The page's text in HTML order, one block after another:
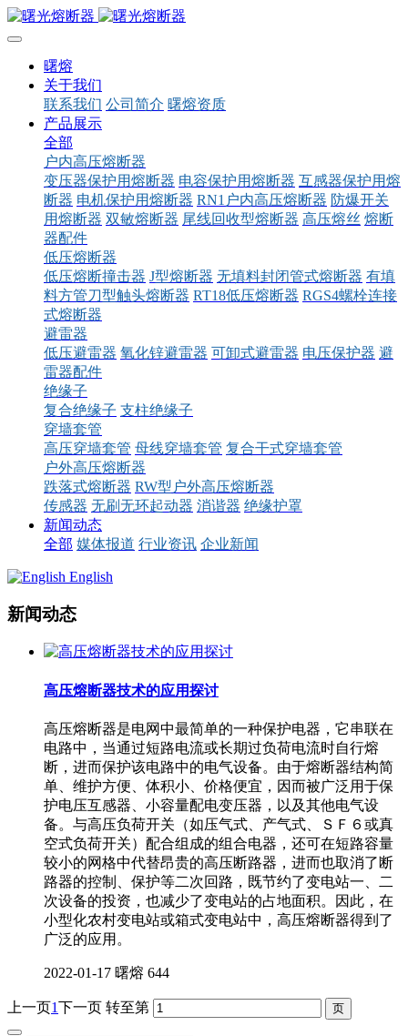
曙熔
关于我们
联系我们 公司简介 曙熔资质
产品展示
全部
户内高压熔断器
变压器保护用熔断器 电容保护用熔断器 互感器保护用熔
断器 电机保护用熔断器 RN1户内高压熔断器 防爆开关
用熔断器 双敏熔断器 尾线回收型熔断器 高压熔丝 熔断
器配件
低压熔断器
低压熔断撞击器 J型熔断器 无填料封闭管式熔断器 有填
料方管刀型触头熔断器 RT18低压熔断器 RGS4螺栓连接
式熔断器
避雷器
低压避雷器 氧化锌避雷器 可卸式避雷器 电压保护器 避
雷器配件
绝缘子
复合绝缘子 支柱绝缘子
穿墙套管
高压穿墙套管 母线穿墙套管 复合干式穿墙套管
户外高压熔断器
跌落式熔断器 RW型户外高压熔断器
传感器 无刷无环起动器 消谐器 绝缘护罩
新闻动态
全部 媒体报道 行业资讯 企业新闻
English
新闻动态
高压熔断器技术的应用探讨
高压熔断器是电网中最简单的一种保护电器，它串联在
电路中，当通过短路电流或长期过负荷电流时自行熔
断，进而保护该电路中的电气设备。由于熔断器结构简
单、维护方便、体积小、价格便宜，因而被广泛用于保
护电压互感器、小容量配电变压器，以及其他电气设
备。与高压负荷开关（如压气式、产气式、ＳＦ６或真
空式负荷开关）配合组成的组合电器，还可在短路容量
较小的网格中代替昂贵的高压断路器，进而也取消了断
路器的控制、保护等二次回路，既节约了变电站一、二
次设备的投资，也减少了变电站的占地面积。因此，在
小型化农村变电站或箱式变电站中，高压熔断器得到了
广泛的应用。
2022-01-17 曙熔 644
上一页1下一页 转至第